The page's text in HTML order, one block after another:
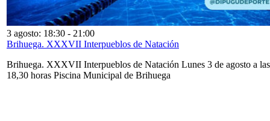
3 agosto: 18:30 - 21:00
Brihuega. XXXVII Interpueblos de Natación
Brihuega. XXXVII Interpueblos de Natación Lunes 3 de agosto a las
18,30 horas Piscina Municipal de Brihuega